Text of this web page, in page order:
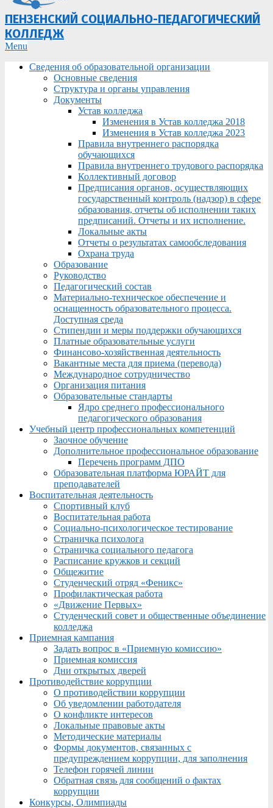
ПЕНЗЕНСКИЙ СОЦИАЛЬНО-ПЕДАГОГИЧЕСКИЙ
КОЛЛЕДЖ
Primary
Menu
Menu
Сведения об образовательной организации
Основные сведения
Структура и органы управления
Документы
Устав колледжа
Изменения в Устав колледжа 2018
Изменения в Устав колледжа 2023
Правила внутреннего распорядка
обучающихся
Правила внутреннего трудового распорядка
Коллективный договор
Предписания органов, осуществляющих
государственный контроль (надзор) в сфере
образования, отчеты об исполнении таких
предписаний. Отчеты и их исполнение.
Локальные акты
Отчеты о результатах самообследования
Охрана труда
Образование
Руководство
Педагогический состав
Материально-техническое обеспечение и
оснащенность образовательного процесса.
Доступная среда
Стипендии и меры поддержки обучающихся
Платные образовательные услуги
Финансово-хозяйственная деятельность
Вакантные места для приема (перевода)
Международное сотрудничество
Организация питания
Образовательные стандарты
Ядро среднего профессионального
педагогического образования
Учебный центр профессиональных компетенций
Заочное обучение
Дополнительное профессиональное образование
Перечень программ ДПО
Образовательная платформа ЮРАЙТ для
преподавателей
Воспитательная деятельность
Спортивный клуб
Воспитательная работа
Социально-психологическое тестирование
Страничка психолога
Страничка социального педагога
Расписание кружков и секций
Общежитие
Студенческий отряд «Феникс»
Профилактическая работа
«Движение Первых»
Студенческий совет и общественные объединение
колледжа
Приемная кампания
Задать вопрос в «Приемную комиссию»
Приемная комиссия
Дни открытых дверей
Противодействие коррупции
О противодействии коррупции
Об уведомлении работодателя
О конфликте интересов
Локальные правовые акты
Методические материалы
Формы документов, связанных с
предупреждением коррупции, для заполнения
Телефон горячей линии
Обратная связь для сообщений о фактах
коррупции
Конкурсы, Олимпиады